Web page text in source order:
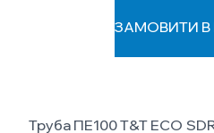
ЗАМОВИТИ В
Труба ПЕ100 T&T ECO